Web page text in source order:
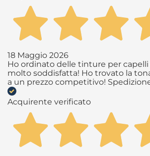
18 Maggio 2026
Ho ordinato delle tinture per capelli
molto soddisfatta! Ho trovato la
a un prezzo competitivo!
Acquirente verificato